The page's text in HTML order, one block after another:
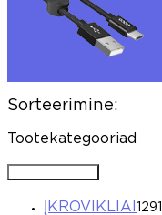
Sorteerimine:
Tootekategooriad
ĮKROVIKLIAI 129